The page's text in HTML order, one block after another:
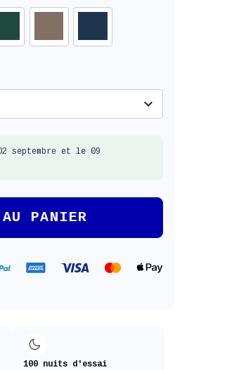
expand_more
septembre et le 09
PANIER
100 nuits d'essai